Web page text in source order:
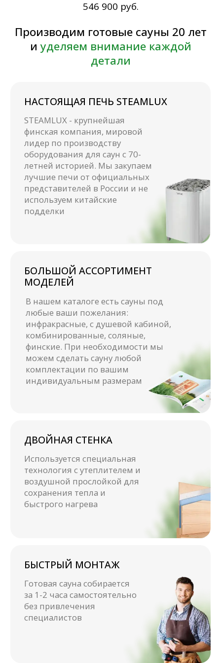
546 900 руб.
Используется специальная
воздушной прослойкой для
сохранения тепла и
быстрого нагрева
НАДЕЖНЫЙ КАРКАС
Каркас сауны сделан по
специальной технологии
шип-паз, что придает
конструкции
Готовая сауна собирается
за 1-2 часа самостоятельно
без привлечения
специалистов
Получитекаталог
с ценами
Оставьте свои контакты и
мы отправим Вам PDF-
Люди, которые доверили нам свой
комфорт и безопасность